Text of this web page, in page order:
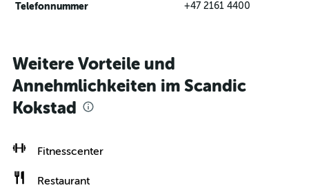
Telefonnummer +47 2161 4400
Weitere Vorteile und
Annehmlichkeiten im Scandic
Kokstad
Fitnesscenter
Restaurant